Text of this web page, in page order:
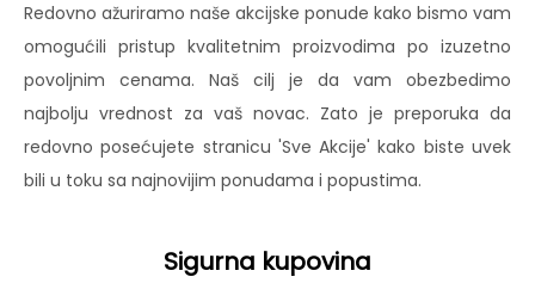
Redovno ažuriramo naše akcijske ponude kako bismo vam
omogućili pristup kvalitetnim proizvodima po izuzetno
povoljnim cenama. Naš cilj je da vam obezbedimo
najbolju vrednost za vaš novac. Zato je preporuka da
redovno posećujete stranicu 'Sve Akcije' kako biste uvek
bili u toku sa najnovijim ponudama i popustima.
Sigurna kupovina